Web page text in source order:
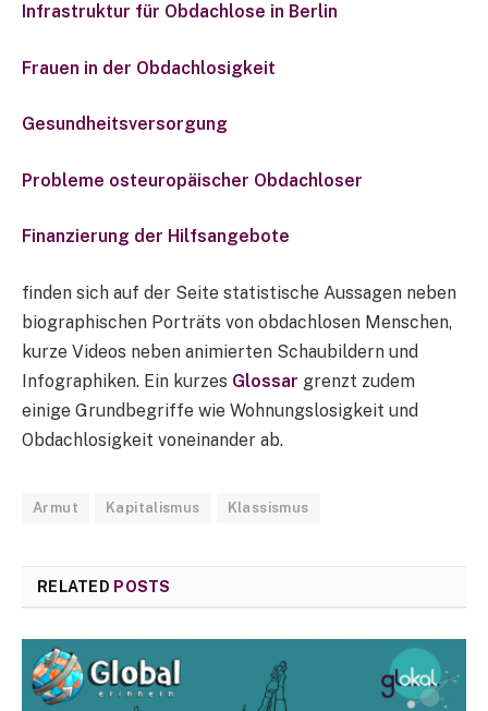
Infrastruktur für Obdachlose in Berlin
Frauen in der Obdachlosigkeit
Gesundheitsversorgung
Probleme osteuropäischer Obdachloser
Finanzierung der Hilfsangebote
finden sich auf der Seite statistische Aussagen neben
biographischen Porträts von obdachlosen Menschen,
kurze Videos neben animierten Schaubildern und
Infographiken. Ein kurzes Glossar grenzt zudem
einige Grundbegriffe wie Wohnungslosigkeit und
Obdachlosigkeit voneinander ab.
Armut Kapitalismus Klassismus
RELATED POSTS